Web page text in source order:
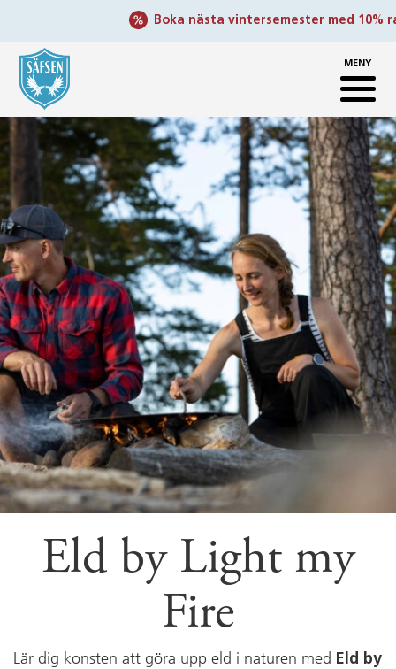
Boka nästa vintersemester med 10%
MENY
Eld by Light my
Fire
Lär dig konsten att göra upp eld i naturen med Eld by